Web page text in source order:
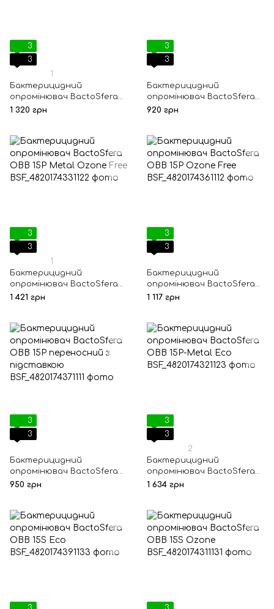
3
3
1
Бактерицидний
опромінювач BactoSfera
OBB 15P Eco
1 320 грн
3
3
Бактерицидний
опромінювач BactoSfera
OBB 15P Metal Ozone
920 грн
3
3
1
Бактерицидний
опромінювач BactoSfera
OBB 15P Metal Ozone Free
1 421 грн
3
3
Бактерицидний
опромінювач BactoSfera
OBB 15P Ozone Free
1 117 грн
3
3
Бактерицидний
опромінювач BactoSfera
OBB 15P переносний з
950 грн
3
3
2
Бактерицидний
опромінювач BactoSfera
OBB 15P-Metal Eco
1 634 грн